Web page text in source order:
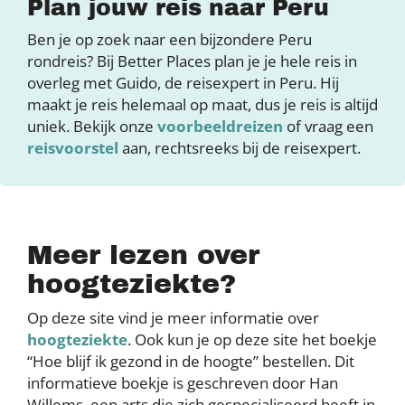
Plan jouw reis naar Peru
Ben je op zoek naar een bijzondere Peru
rondreis? Bij Better Places plan je je hele reis in
overleg met Guido, de reisexpert in Peru. Hij
maakt je reis helemaal op maat, dus je reis is altijd
uniek. Bekijk onze voorbeeldreizen of vraag een
reisvoorstel aan, rechtsreeks bij de reisexpert.
Meer lezen over
hoogteziekte?
Op deze site vind je meer informatie over
hoogteziekte. Ook kun je op deze site het boekje
“Hoe blijf ik gezond in de hoogte” bestellen. Dit
informatieve boekje is geschreven door Han